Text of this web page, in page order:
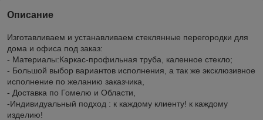
Описание
Изготавливаем и устанавливаем стеклянные перегородки для
дома и офиса под заказ:
- Материалы:Каркас-профильная труба, каленное стекло;
- Большой выбор вариантов исполнения, а так же эксклюзивное
исполнение по желанию заказчика,
- Доставка по Гомелю и Области,
-Индивидуальный подход : к каждому клиенту! к каждому
изделию!